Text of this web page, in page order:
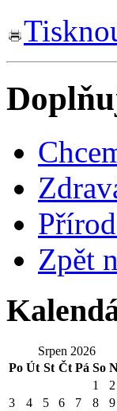
Zpět
Srpen 2026
Po Út St Čt Pá So
1
2
3
4 5 6 7 8
9